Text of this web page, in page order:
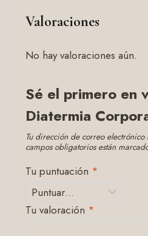
Valoraciones
No hay valoraciones aún.
Sé el primero en
Diatermia
Tu dirección de correo
campos obligatorios están
Tu puntuación *
Tu valoración *